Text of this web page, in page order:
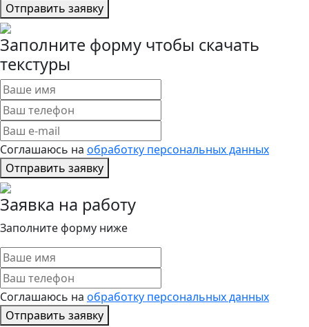
Отправить заявку
Заполните форму чтобы скачать
текстуры
Соглашаюсь на обработку персональных данных
Отправить заявку
Заявка на работу
Заполните форму ниже
Соглашаюсь на обработку персональных данных
Отправить заявку